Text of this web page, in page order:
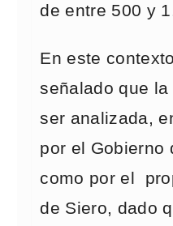
de entre 500 y
En este
señalado que
ser analizada,
por el Gobierno
como por el
de Siero, dado